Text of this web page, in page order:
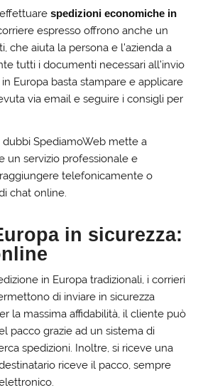
effettuarespedizioni economiche in
espresso offrono anche un
che aiuta la persona e l’azienda a
tutti i documenti necessari all’invio
Europa basta stampare e applicare
via email e seguire i consigli per
SpediamoWeb mette a
un servizio professionale e
telefonicamente o
chat online.
in sicurezza:
in Europa tradizionali, i corrieri
di inviare in sicurezza
la massima affidabilità, il cliente può
pacco grazie ad un sistema di
spedizioni. Inoltre, si riceve una
riceve il pacco, sempre